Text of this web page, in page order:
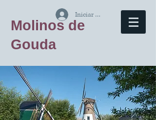
Molinos de
Gouda
Iniciar sesión